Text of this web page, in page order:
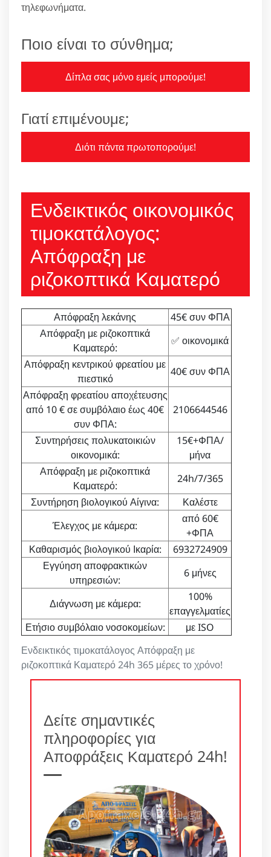
τηλεφωνήματα.
Ποιο είναι το σύνθημα;
Δίπλα σας μόνο εμείς μπορούμε!
Γιατί επιμένουμε;
Διότι πάντα πρωτοπορούμε!
Ενδεικτικός οικονομικός
τιμοκατάλογος:
Απόφραξη με
ριζοκοπτικά Καματερό
Ενδεικτικός τιμοκατάλογος Απόφραξη με
ριζοκοπτικά Καματερό 24h 365 μέρες το χρόνο!
Απόφραξη λεκάνης
45€ συν ΦΠΑ
Απόφραξη με ριζοκοπτικά
Καματερό:
✅ οικονομικά
Απόφραξη κεντρικού φρεατίου με
πιεστικό
40€ συν ΦΠΑ
Απόφραξη φρεατίου αποχέτευσης
από 10 € σε συμβόλαιο έως 40€
συν ΦΠΑ:
2106644546
Συντηρήσεις πολυκατοικιών
οικονομικά:
15€+ΦΠΑ/
μήνα
Απόφραξη με ριζοκοπτικά
Καματερό:
24h/7/365
Συντήρηση βιολογικού Αίγινα:
Καλέστε
Έλεγχος με κάμερα:
από 60€
+ΦΠΑ
Καθαρισμός βιολογικού Ικαρία:
6932724909
Εγγύηση αποφρακτικών
υπηρεσιών:
6 μήνες
Διάγνωση με κάμερα:
100%
επαγγελματίες
Ετήσιο συμβόλαιο νοσοκομείων:
με ISO
Δείτε σημαντικές
πληροφορίες για
Αποφράξεις Καματερό 24h!